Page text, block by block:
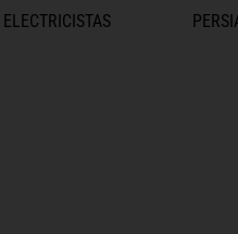
ELECTRICISTAS